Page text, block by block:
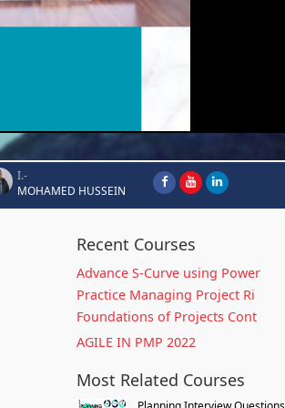
I.-
MOHAMED HUSSEIN
Recent Courses
Advance S-Curve using Power
Practice Managing Project Ri
Foundations of Projects Cont
AGILE IN PMP 2022
Most Related Courses